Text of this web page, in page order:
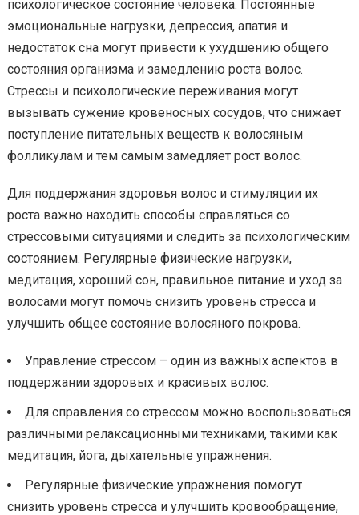
психологическое состояние человека. Постоянные
эмоциональные нагрузки, депрессия, апатия и
недостаток сна могут привести к ухудшению общего
состояния организма и замедлению роста волос.
Стрессы и психологические переживания могут
вызывать сужение кровеносных сосудов, что снижает
поступление питательных веществ к волосяным
фолликулам и тем самым замедляет рост волос.
Для поддержания здоровья волос и стимуляции их
роста важно находить способы справляться со
стрессовыми ситуациями и следить за психологическим
состоянием. Регулярные физические нагрузки,
медитация, хороший сон, правильное питание и уход за
волосами могут помочь снизить уровень стресса и
улучшить общее состояние волосяного покрова.
Управление стрессом – один из важных аспектов в
поддержании здоровых и красивых волос.
Для справления со стрессом можно воспользоваться
различными релаксационными техниками, такими как
медитация, йога, дыхательные упражнения.
Регулярные физические упражнения помогут
снизить уровень стресса и улучшить кровообращение,